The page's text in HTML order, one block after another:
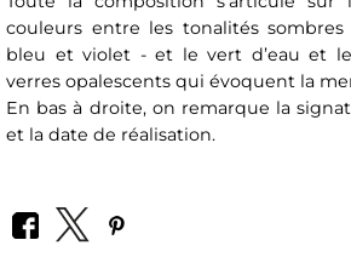
couleurs entre les tonalités
bleu et violet - et le vert d’eau et
verres opalescents qui évoquent la
En bas à droite, on remarque la
et la date de réalisation.